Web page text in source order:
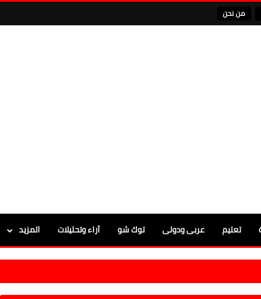
من نحن
تعليم عربى ودولى توك شو آراء وتحليلات المزيد